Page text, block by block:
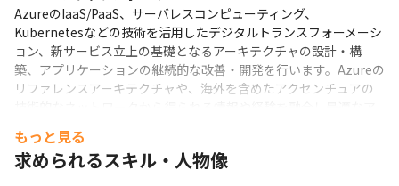
AzureのIaaS/PaaS、サーバレスコンピューティング、
Kubernetesなどの技術を活用したデジタルトランスフォーメーシ
ョン、新サービス立上の基礎となるアーキテクチャの設計・構
築、アプリケーションの継続的な改善・開発を行います。Azureの
リファレンスアーキテクチャや、海外を含めたアクセンチュアの
・データ/AI
もっと見る
求められるスキル・人物像